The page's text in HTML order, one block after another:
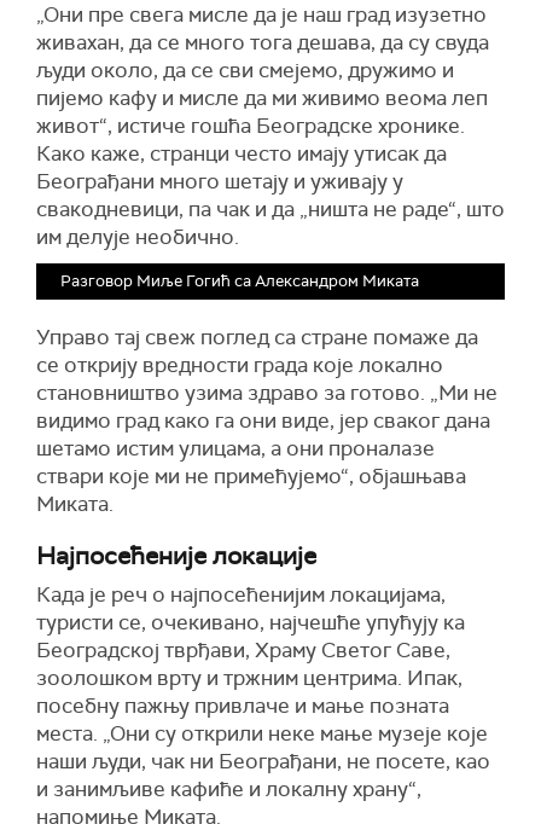
„Они пре свега мисле да је наш град изузетно
живахан, да се много тога дешава, да су свуда
људи около, да се сви смејемо, дружимо и
пијемо кафу и мисле да ми живимо веома леп
живот“, истиче гошћа Београдске хронике.
Како каже, странци често имају утисак да
Београђани много шетају и уживају у
свакодневици, па чак и да „ништа не раде“, што
им делује необично.
Разговор Миље Гогић са Александром Миката
Управо тај свеж поглед са стране помаже да
се открију вредности града које локално
становништво узима здраво за готово. „Ми не
видимо град како га они виде, јер сваког дана
шетамо истим улицама, а они проналазе
ствари које ми не примећујемо“, објашњава
Миката.
Најпосећеније локације
Када је реч о најпосећенијим локацијама,
туристи се, очекивано, најчешће упућују ка
Београдској тврђави, Храму Светог Саве,
зоолошком врту и тржним центрима. Ипак,
посебну пажњу привлаче и мање позната
места. „Они су открили неке мање музеје које
наши људи, чак ни Београђани, не посете, као
и занимљиве кафиће и локалну храну“,
напомиње Миката.